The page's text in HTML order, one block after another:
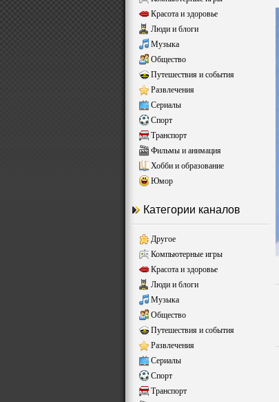
Красота и здоровье
Люди и блоги
Музыка
Общество
Путешествия и события
Развлечения
Сериалы
Спорт
Транспорт
Фильмы и анимация
Хобби и образование
Юмор
Категории каналов
Другое
Компьютерные игры
Красота и здоровье
Люди и блоги
Музыка
Общество
Путешествия и события
Развлечения
Сериалы
Спорт
Транспорт